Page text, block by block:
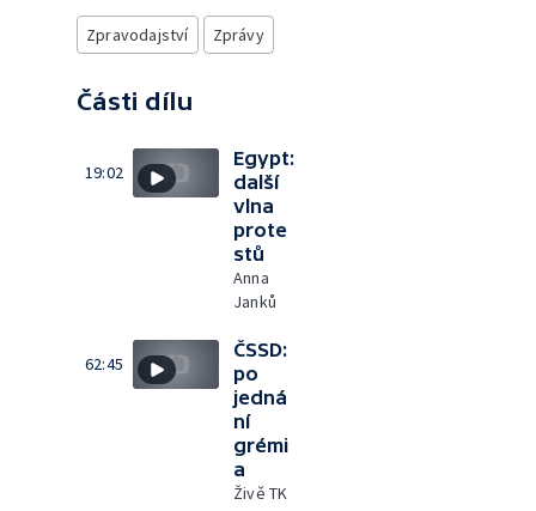
Zpravodajství Zprávy
Části dílu
19:02
Egypt:
další
vlna
prote
stů
Anna
Janků
62:45
ČSSD:
po
jedná
ní
grémi
a
Živě TK